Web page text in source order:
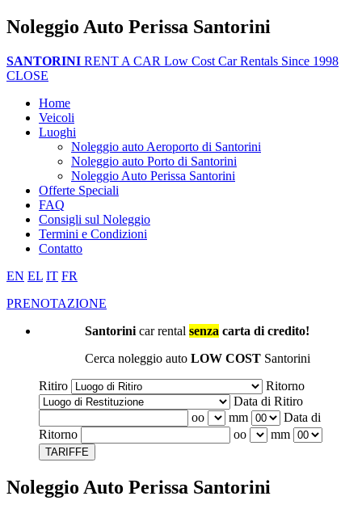
Noleggio Auto Perissa Santorini
SANTORINI RENT A CAR Low Cost Car Rentals Since 1998
CLOSE
Home
Veicoli
Luoghi
Noleggio auto Aeroporto di Santorini
Noleggio auto Porto di Santorini
Noleggio Auto Perissa Santorini
Offerte Speciali
FAQ
Consigli sul Noleggio
Termini e Condizioni
Contatto
EN EL IT FR
PRENOTAZIONE
Santorini car rental senza carta di credito!
Cerca noleggio auto LOW COST Santorini
Ritiro
Ritorno
Data di Ritiro
oo
mm
Data di
Ritorno
oo mm
TARIFFE
Noleggio Auto Perissa Santorini